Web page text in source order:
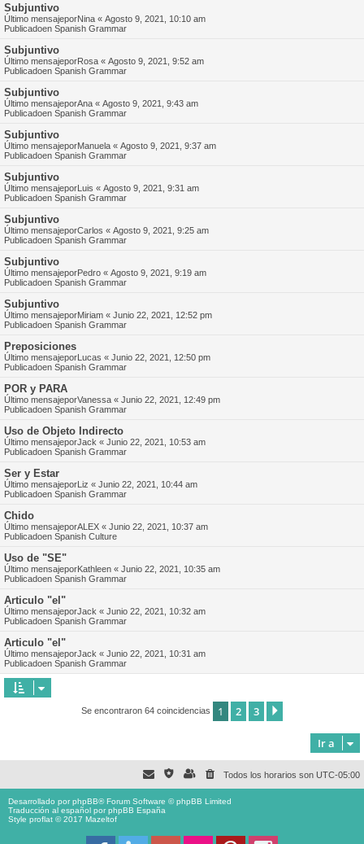
Subjuntivo
Último mensajeporNina « Agosto 9, 2021, 10:10 am
Publicadoen Spanish Grammar
Subjuntivo
Último mensajeporRosa « Agosto 9, 2021, 9:52 am
Publicadoen Spanish Grammar
Subjuntivo
Último mensajeporAna « Agosto 9, 2021, 9:43 am
Publicadoen Spanish Grammar
Subjuntivo
Último mensajeporManuela « Agosto 9, 2021, 9:37 am
Publicadoen Spanish Grammar
Subjuntivo
Último mensajeporLuis « Agosto 9, 2021, 9:31 am
Publicadoen Spanish Grammar
Subjuntivo
Último mensajeporCarlos « Agosto 9, 2021, 9:25 am
Publicadoen Spanish Grammar
Subjuntivo
Último mensajeporPedro « Agosto 9, 2021, 9:19 am
Publicadoen Spanish Grammar
Subjuntivo
Último mensajeporMiriam « Junio 22, 2021, 12:52 pm
Publicadoen Spanish Grammar
Preposiciones
Último mensajeporLucas « Junio 22, 2021, 12:50 pm
Publicadoen Spanish Grammar
POR y PARA
Último mensajeporVanessa « Junio 22, 2021, 12:49 pm
Publicadoen Spanish Grammar
Uso de Objeto Indirecto
Último mensajeporJack « Junio 22, 2021, 10:53 am
Publicadoen Spanish Grammar
Ser y Estar
Último mensajeporLiz « Junio 22, 2021, 10:44 am
Publicadoen Spanish Grammar
Chido
Último mensajeporALEX « Junio 22, 2021, 10:37 am
Publicadoen Spanish Culture
Uso de "SE"
Último mensajeporKathleen « Junio 22, 2021, 10:35 am
Publicadoen Spanish Grammar
Articulo "el"
Último mensajeporJack « Junio 22, 2021, 10:32 am
Publicadoen Spanish Grammar
Articulo "el"
Último mensajeporJack « Junio 22, 2021, 10:31 am
Publicadoen Spanish Grammar
Se encontraron 64 coincidencias 1 2 3
Ir a
Todos los horarios son UTC-05:00
Desarrollado porphpBB® Forum Software © phpBB Limited
Traducción al español porphpBB España
Style proflat © 2017 Mazeltof